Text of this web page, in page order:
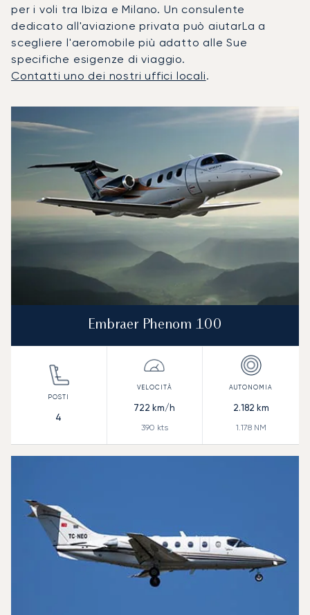
per i voli tra Ibiza e Milano. Un consulente
dedicato all'aviazione privata può aiutarLa a
scegliere l'aeromobile più adatto alle Sue
specifiche esigenze di viaggio.
Contatti uno dei nostri uffici locali.
Modello di aeromobile
Posti
Velocità (km/h)
Embraer Phenom 100
4
722 km/h
390 kts
2.182 km
1.178NM